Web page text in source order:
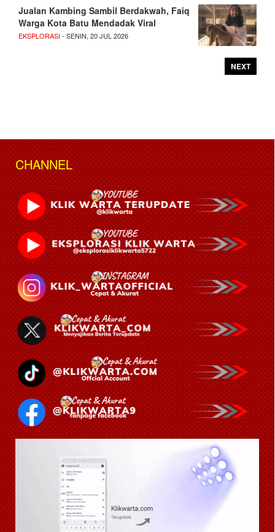
Jualan Kambing Sambil Berdakwah, Faiq
Warga Kota Batu Mendadak Viral
EKSPLORASI- SENIN, 20 JUL 2026
NEXT
CHANNEL